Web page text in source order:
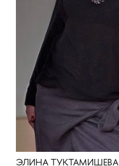
ЭЛИНА ТУКТАМИШЕВА